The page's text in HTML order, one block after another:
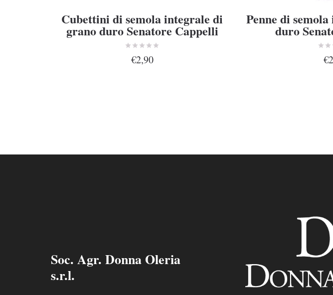
Cubettini di semola integrale di
grano duro Senatore Cappelli
€2,90
Penne di
duro
Soc. Agr. Donna Oleria
s.r.l.